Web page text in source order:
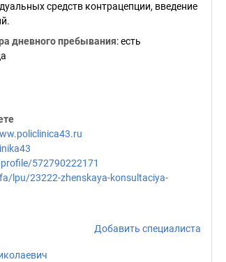
средств контрацепции, введение
дневного пребывания: есть
572790222171
lpu/23222-zhenskaya-konsultaciya-
Добавить специалиста